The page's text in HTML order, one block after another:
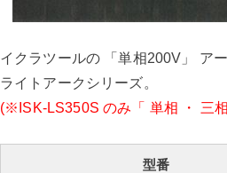
イクラツールの 「単相200V」 アー
ライトアークシリーズ。
(※ISK-LS350S のみ「 単相 ・ 三
型番